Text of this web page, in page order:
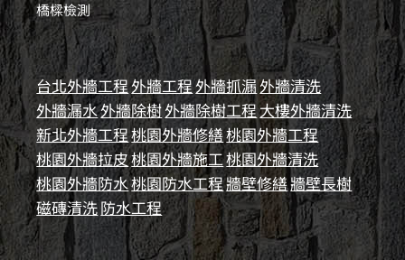
橋樑檢測
台北外牆工程 外牆工程外牆抓漏 外牆清洗
外牆漏水外牆除樹外牆除樹工程 大樓外牆清洗
新北外牆工程 桃園外牆修繕桃園外牆工程
桃園外牆拉皮桃園外牆施工桃園外牆清洗
桃園外牆防水桃園防水工程牆壁修繕牆壁長樹
磁磚清洗 防水工程